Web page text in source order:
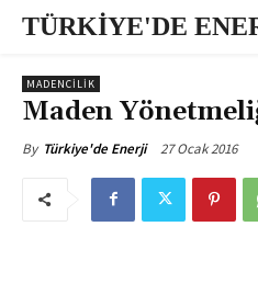
TÜRKİYE'DE
MADENCİLİK
Maden
By Türkiye'de Enerji 27 Ocak 2016